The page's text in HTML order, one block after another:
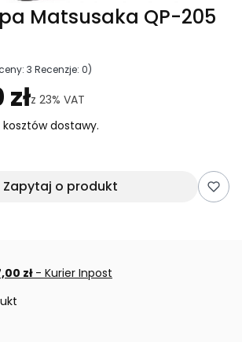
Matsusaka QP-205
3 Recenzje: 0)
do sekcji Opinie
z 23% VAT
dostawy.
Zapytaj o produkt
zł- Kurier Inpost